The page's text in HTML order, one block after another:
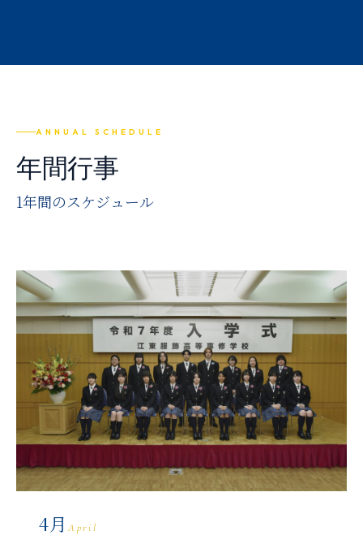
ファッション甲子園
ANNUAL SCHEDULE
年間行事
1年間のスケジュール
4月 April